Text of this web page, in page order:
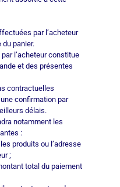
par l’acheteur
du panier.
l’acheteur constitue
et des présentes
contractuelles
confirmation par
délais.
notamment les
:
produits ou l’adresse
;
total du paiement